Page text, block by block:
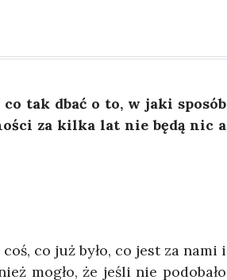
tak dbać o to, w jaki sposób
za kilka lat nie będą nic a
co już było, co jest za nami i
mogło, że jeśli nie podobało